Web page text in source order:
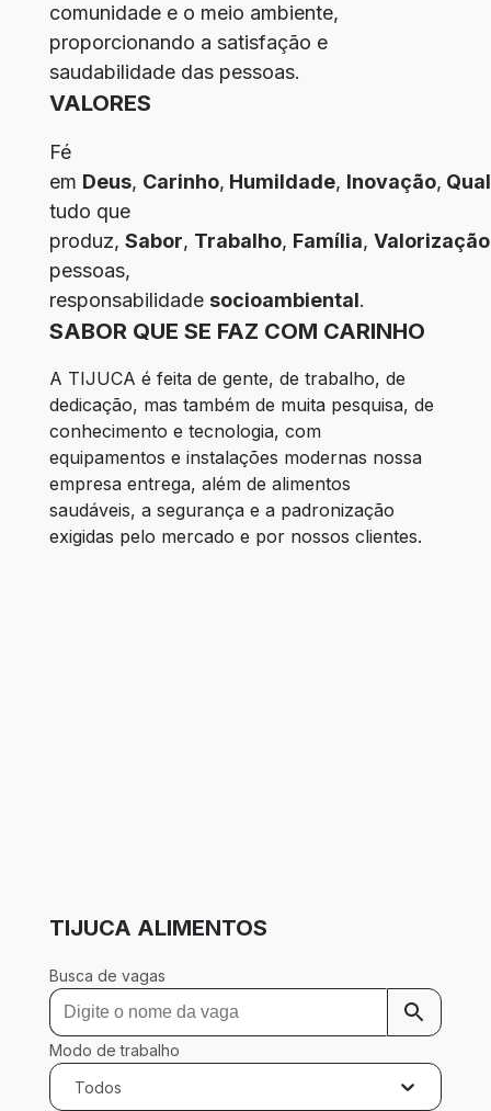
comunidade e o meio ambiente,
proporcionando a satisfação e
saudabilidade das pessoas.
VALORES
Fé
em Deus, Carinho, Humildade, Inovação,
tudo que
produz, Sabor, Trabalho, Família, Valorização
pessoas,
responsabilidade socioambiental.
SABOR QUE SE FAZ COM CARINHO
A TIJUCA é feita de gente, de trabalho, de
dedicação, mas também de muita pesquisa, de
conhecimento e tecnologia, com
equipamentos e instalações modernas nossa
empresa entrega, além de alimentos
saudáveis, a segurança e a padronização
exigidas pelo mercado e por nossos clientes.
TIJUCA ALIMENTOS
Busca de vagas
Modo de trabalho
Todos